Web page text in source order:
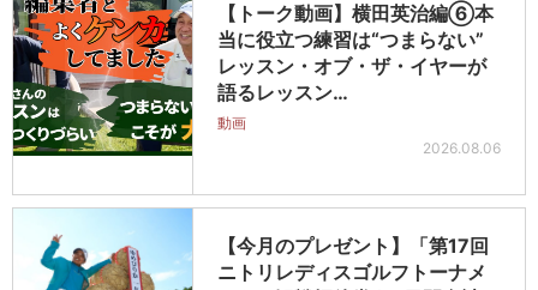
【トーク動画】横田英治編⑥本
当に役立つ練習は“つまらない”
レッスン・オブ・ザ・イヤーが
語るレッスン…
動画
2026.08.06
【今月のプレゼント】「第17回
ニトリレディスゴルフトーナメ